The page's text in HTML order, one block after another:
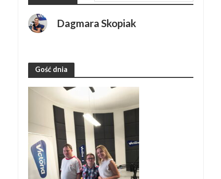
Dagmara Skopiak
Gość dnia